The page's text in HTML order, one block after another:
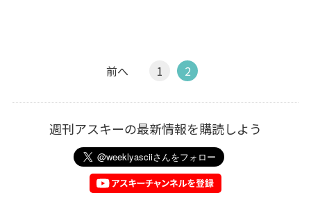
前へ 1 2
週刊アスキーの最新情報を購読しよう